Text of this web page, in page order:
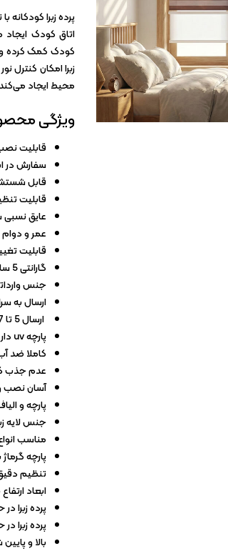
کاغذ دیواری
کاغذ
پرده زبرا
اتاق کودک
کودک کمک کرده و
زبرا امکان
محیط ایجاد
ویژگی
قابلیت
سفارش در
قابل
قابلیت
عایق نسبی
عمر و دوام
قابلیت
گارانتی 5 سال آلفا والز
جنس
ارسال به
ارسال 5 تا 7 روز کاری
پارچه uv دار و دوام بالا در برابر نور خورشید
کاملا ضد
عدم جذب
آسان نصب
پارچه و
جنس لایه
مناسب
پارچه
تنظیم دقیق
ابعاد ارتفاع طرح پارچه 7 سانتی
پرده زبرا
پرده زبرا در
بالا و